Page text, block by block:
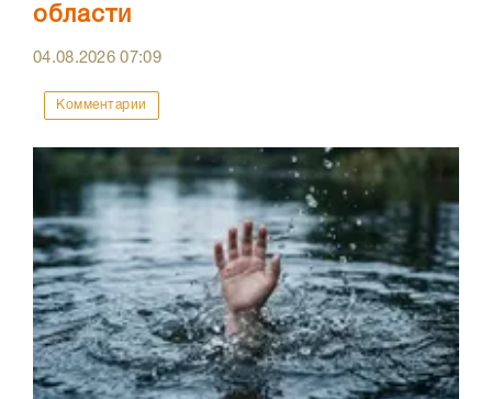
области
04.08.202607:09
Комментарии